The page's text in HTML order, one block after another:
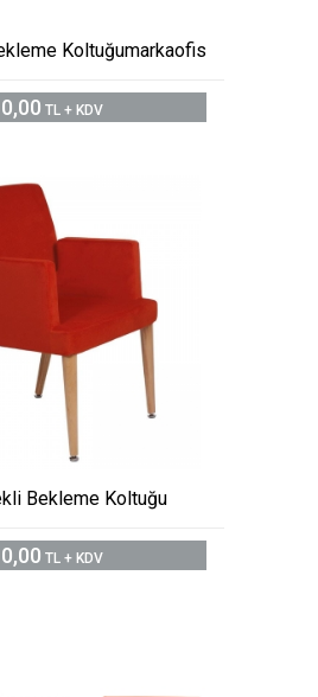
Koltuğumarkaofis
0,00 TL + KDV
Bekleme Koltuğu
0,00 TL + KDV